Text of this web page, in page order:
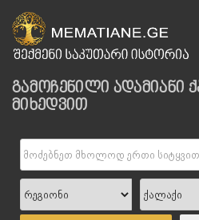
გამოჩენილი ადამიანი
მიხედვით